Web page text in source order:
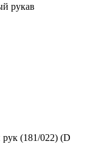
рукав
(181/022) (D